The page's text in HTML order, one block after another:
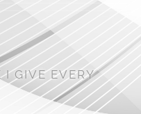
I GIVE EVERY